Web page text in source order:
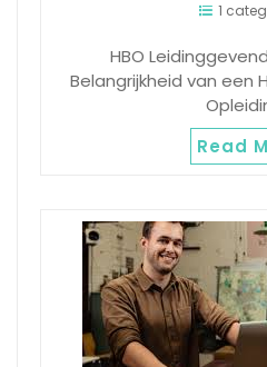
1
HBO
Belangrijkheid van een
Read